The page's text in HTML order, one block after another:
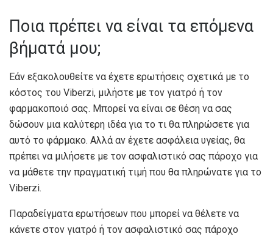
Ποια πρέπει να είναι τα επόμενα
βήματά μου;
Εάν εξακολουθείτε να έχετε ερωτήσεις σχετικά με το
κόστος του Viberzi, μιλήστε με τον γιατρό ή τον
φαρμακοποιό σας. Μπορεί να είναι σε θέση να σας
δώσουν μια καλύτερη ιδέα για το τι θα πληρώσετε για
αυτό το φάρμακο. Αλλά αν έχετε ασφάλεια υγείας, θα
πρέπει να μιλήσετε με τον ασφαλιστικό σας πάροχο για
να μάθετε την πραγματική τιμή που θα πληρώνατε για το
Viberzi.
Παραδείγματα ερωτήσεων που μπορεί να θέλετε να
κάνετε στον γιατρό ή τον ασφαλιστικό σας πάροχο